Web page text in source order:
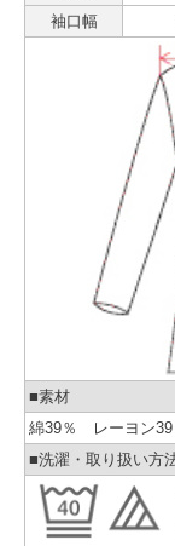
袖口幅
■素材
綿39％ レーヨン
■洗濯・取り扱い方